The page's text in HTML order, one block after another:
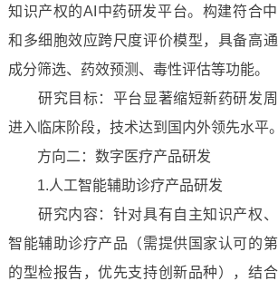
知识产权的AI中药研发平台。构建符合
和多细胞效应跨尺度评价模型，具备高通
成分筛选、药效预测、毒性评估等功能。
研究目标：平台显著缩短新药研发周
进入临床阶段，技术达到国内外领先水平。
方向二：数字医疗产品研发
1.人工智能辅助诊疗产品研发
研究内容：针对具有自主知识产权、
智能辅助诊疗产品（需提供国家认可的
的型检报告，优先支持创新品种），结